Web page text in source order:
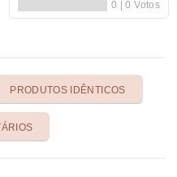
PRODUTOS IDÊNTICOS